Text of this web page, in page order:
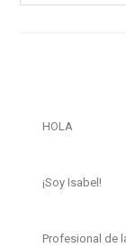
HOLA
¡Soy Isabel!
Profesional de